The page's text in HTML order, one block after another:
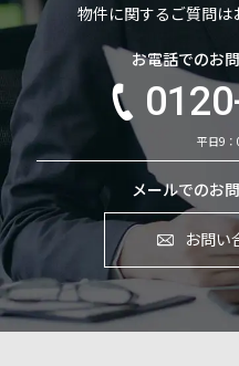
物件に関するご質問は
お電話でのお
平日9
メールでのお
お問い